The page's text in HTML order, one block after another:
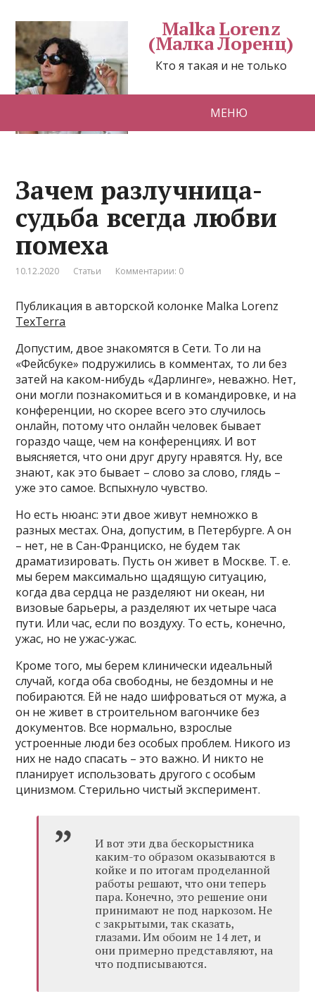
Malka Lorenz
(Малка Лоренц)
Кто я такая и не только
МЕНЮ
Зачем разлучница-
судьба всегда любви
помеха
10.12.2020 Статьи Комментарии: 0
Публикация в авторской колонке Malka Lorenz
TexTerra
Допустим, двое знакомятся в Сети. То ли на
«Фейсбуке» подружились в комментах, то ли без
затей на каком-нибудь «Дарлинге», неважно. Нет,
они могли познакомиться и в командировке, и на
конференции, но скорее всего это случилось
онлайн, потому что онлайн человек бывает
гораздо чаще, чем на конференциях. И вот
выясняется, что они друг другу нравятся. Ну, все
знают, как это бывает – слово за слово, глядь –
уже это самое. Вспыхнуло чувство.
Но есть нюанс: эти двое живут немножко в
разных местах. Она, допустим, в Петербурге. А он
– нет, не в Сан-Франциско, не будем так
драматизировать. Пусть он живет в Москве. Т. е.
мы берем максимально щадящую ситуацию,
когда два сердца не разделяют ни океан, ни
визовые барьеры, а разделяют их четыре часа
пути. Или час, если по воздуху. То есть, конечно,
ужас, но не ужас-ужас.
Кроме того, мы берем клинически идеальный
случай, когда оба свободны, не бездомны и не
побираются. Ей не надо шифроваться от мужа, а
он не живет в строительном вагончике без
документов. Все нормально, взрослые
устроенные люди без особых проблем. Никого из
них не надо спасать – это важно. И никто не
планирует использовать другого с особым
цинизмом. Стерильно чистый эксперимент.
И вот эти два бескорыстника
каким-то образом оказываются в
койке и по итогам проделанной
работы решают, что они теперь
пара. Конечно, это решение они
принимают не под наркозом. Не
с закрытыми, так сказать,
глазами. Им обоим не 14 лет, и
они примерно представляют, на
что подписываются.